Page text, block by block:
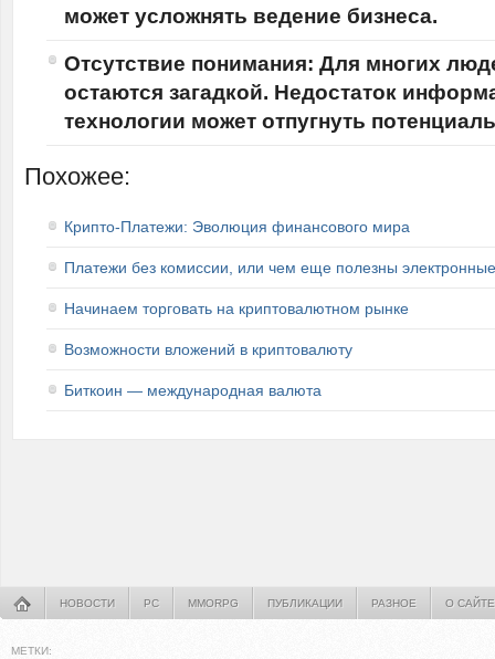
может усложнять ведение бизнеса.
Отсутствие понимания: Для многих
остаются загадкой. Недостаток
технологии может отпугнуть
Похожее:
Крипто-Платежи: Эволюция финансового мира
Платежи без комиссии, или чем еще полезны
Начинаем торговать на криптовалютном рынке
Возможности вложений в криптовалюту
Биткоин — международная валюта
НОВОСТИ PC MMORPG ПУБЛИКАЦИИ РАЗНОЕ О САЙТЕ
МЕТКИ: